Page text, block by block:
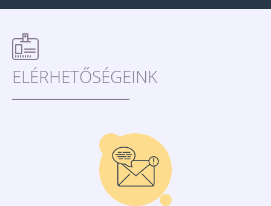
ELÉRHETŐSÉGEINK